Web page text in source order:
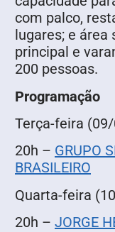
com palco,
lugares; e área
principal e
200 pessoas.
Programação
Terça-feira
20h – GRUPO
BRASILEIRO
Quarta-feira
20h – JORGE